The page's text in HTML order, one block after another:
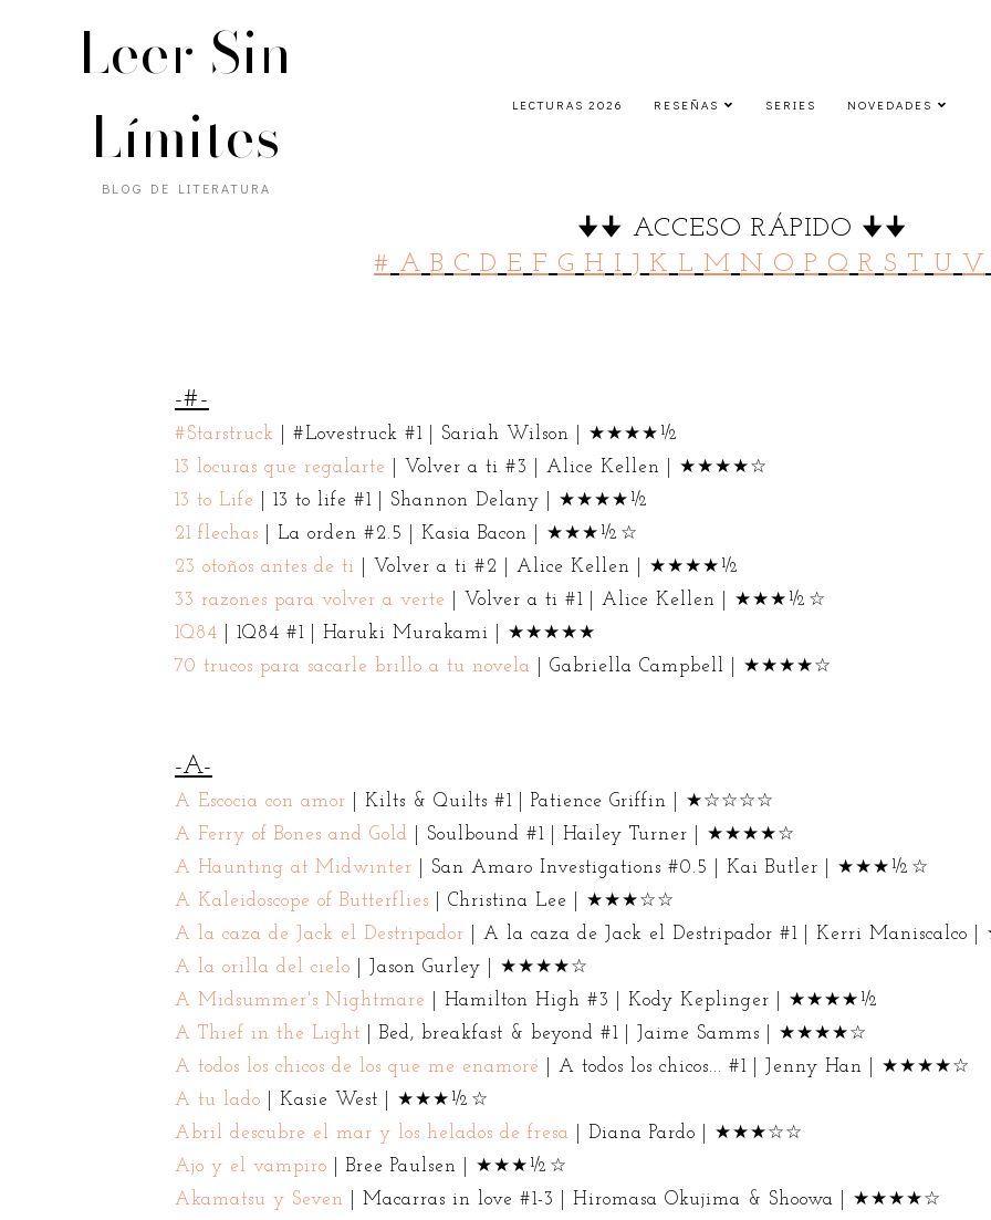
Leer Sin
Límites
BLOG DE LITERATURA
LECTURAS 2026 RESEÑAS SERIES NOVEDADES
🠋🠋 ACCESO RÁPIDO 🠋🠋
# A B C D E F G H I K L M N O P Q R S T U V
-#-
#Starstruck | #Lovestruck #1 | Sariah Wilson | ★★★★½
13 locuras que regalarte
| Volver a ti #3 | Alice Kellen | ★★★★☆
13 to Life
| 13 to life #1 | Shannon Delany | ★★★★½
21 flechas | La orden #2.5 | Kasia Bacon | ★★★½☆
23 otoños antes de ti
| Volver a ti #2 | Alice Kellen | ★★★★½
33 razones para volver a verte
| Volver a ti #1 | Alice Kellen | ★★★½☆
1Q84 | 1Q84 #1 | Haruki Murakami | ★★★★★
70 trucos para sacarle brillo a tu novela
| Gabriella Campbell | ★★★★☆
-A-
A Escocia con amor | Kilts & Quilts #1 | Patience Griffin | ★☆☆☆☆
A Ferry of Bones and Gold
| Soulbound #1 | Hailey Turner | ★★★★☆
A Haunting at Midwinter | San Amaro Investigations #0.5 | Kai Butler | ★★★½☆
A Kaleidoscope of Butterflies | Christina Lee | ★★★☆☆
A la caza de Jack el Destripador | A la caza de Jack el Destripador #1 | Kerri
A la orilla del cielo | Jason Gurley | ★★★★☆
A Midsummer's Nightmare
| Hamilton High #3 | Kody Keplinger | ★★★★½
A Thief in the Light | Bed, breakfast & beyond #1 | Jaime Samms | ★★★★☆
A todos los chicos de los que me enamoré
| A todos los chicos... #1 | Jenny Han | ★★★★☆
A tu lado | Kasie West | ★★★½☆
Abril descubre el mar y los helados de fresa
| Diana Pardo | ★★★☆☆
Ajo y el vampiro | Bree Paulsen | ★★★½☆
Akamatsu y Seven
| Macarras in love #1-3 | Hiromasa Okujima & Shoowa | ★★★★☆